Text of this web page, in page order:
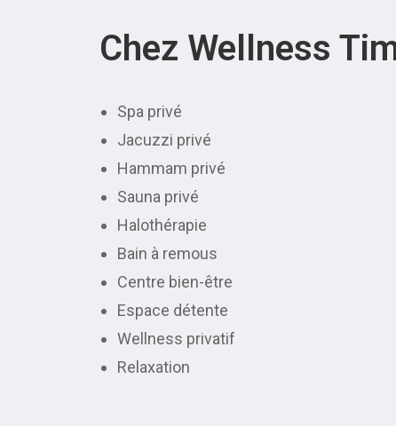
Chez Wellness
Spa privé
Jacuzzi privé
Hammam privé
Sauna privé
Halothérapie
Bain à remous
Centre bien-être
Espace détente
Wellness privatif
Relaxation